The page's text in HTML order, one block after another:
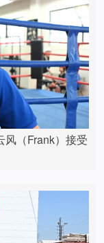
（Frank）接受